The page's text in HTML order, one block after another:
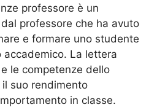
professore è un
professore che ha avuto
e formare uno studente
accademico. La lettera
le competenze dello
suo rendimento
in classe.